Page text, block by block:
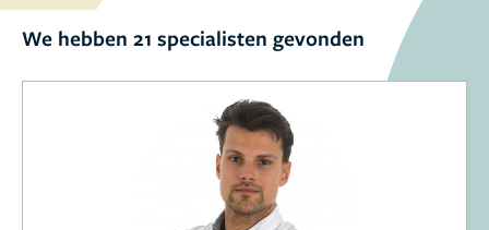
We hebben 21 specialisten gevonden